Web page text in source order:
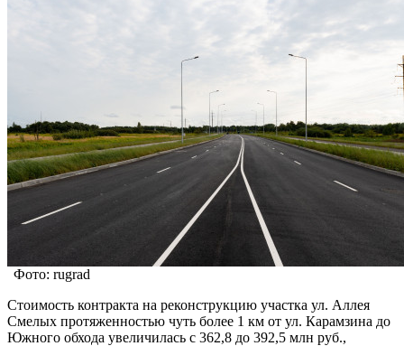
Фото: rugrad
Стоимость контракта на реконструкцию участка ул. Аллея
Смелых протяженностью чуть более 1 км от ул. Карамзина до
Южного обхода увеличилась с 362,8 до 392,5 млн руб.,